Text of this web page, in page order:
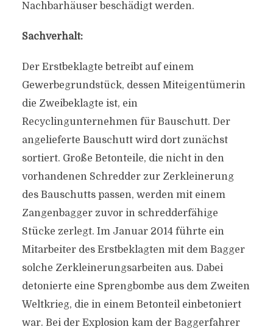
Nachbarhäuser beschädigt werden.
Sachverhalt:
Der Erstbeklagte betreibt auf einem
Gewerbegrundstück, dessen Miteigentümerin
die Zweibeklagte ist, ein
Recyclingunternehmen für Bauschutt. Der
angelieferte Bauschutt wird dort zunächst
sortiert. Große Betonteile, die nicht in den
vorhandenen Schredder zur Zerkleinerung
des Bauschutts passen, werden mit einem
Zangenbagger zuvor in schredderfähige
Stücke zerlegt. Im Januar 2014 führte ein
Mitarbeiter des Erstbeklagten mit dem Bagger
solche Zerkleinerungsarbeiten aus. Dabei
detonierte eine Sprengbombe aus dem Zweiten
Weltkrieg, die in einem Betonteil einbetoniert
war. Bei der Explosion kam der Baggerfahrer